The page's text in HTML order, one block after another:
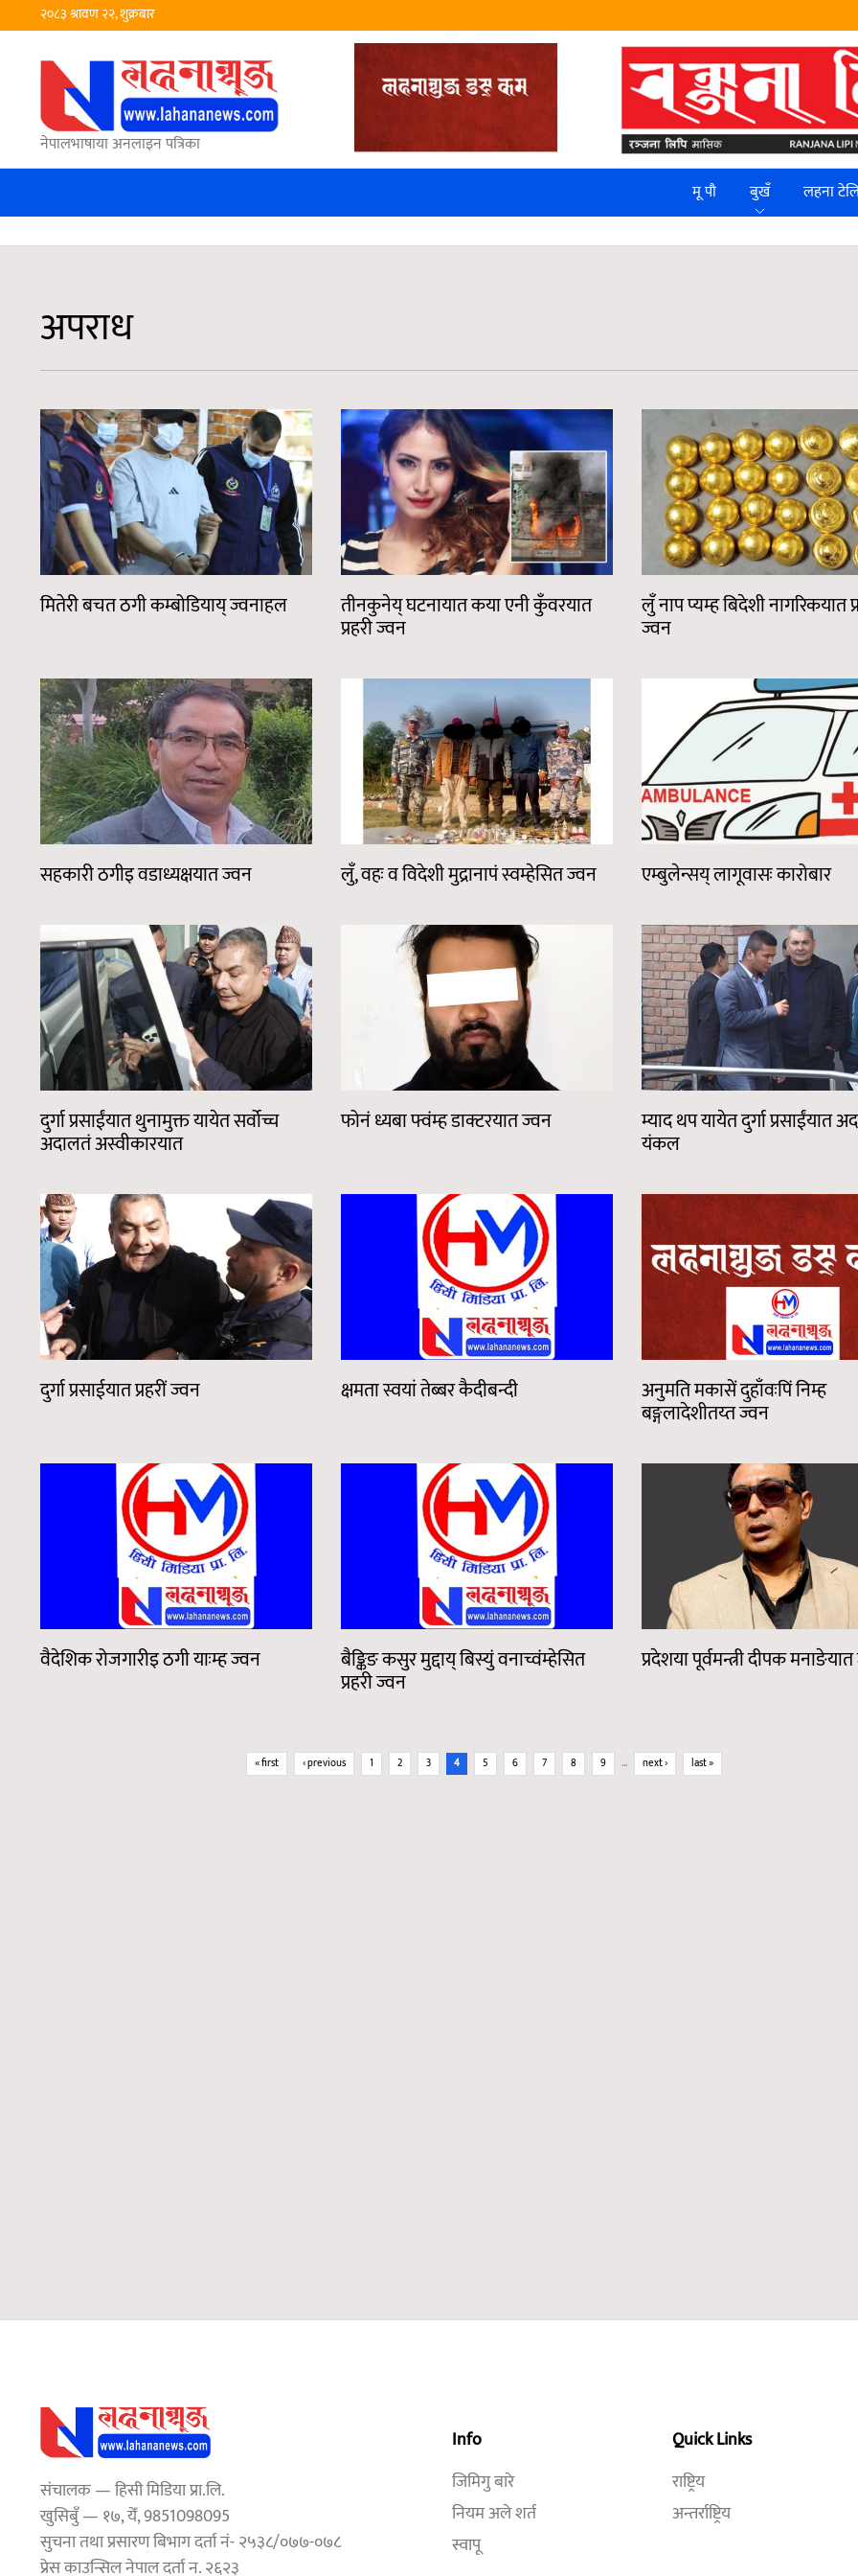
२०८३ श्रावण २२, शुक्रबार
नेपालभाषाया अनलाइन पत्रिका
मू पौ
बुखँ लहना
अपराध
मितेरी बचत ठगी कम्बोडियाय् ज्वनाहल तीनकुनेय् घटनायात कया एनी कुँवरयात
प्रहरी ज्वन
लुँ नाप प्यम्ह बिदेशी नागरिकयात
ज्वन
सहकारी ठगीइ वडाध्यक्षयात ज्वन लुँ, वहः व विदेशी मुद्रानापं स्वम्हेसित ज्वन एम्बुलेन्सय् लागूवासः कारोबार
दुर्गा प्रसाईंयात थुनामुक्त यायेत सर्वोच्च
अदालतं अस्वीकारयात
फोनं ध्यबा फ्वंम्ह डाक्टरयात ज्वन म्याद थप यायेत दुर्गा प्रसाईंयात
यंकल
दुर्गा प्रसाईयात प्रहरीं ज्वन क्षमता स्वयां तेब्बर कैदीबन्दी अनुमति मकासें दुहाँवःपिं निम्ह
बङ्गलादेशीतय्त ज्वन
वैदेशिक रोजगारीइ ठगी याःम्ह ज्वन बैङ्किङ कसुर मुद्दाय् बिस्युं वनाच्वंम्हेसित
प्रहरी ज्वन
प्रदेशया पूर्वमन्त्री दीपक
« first ‹ previous 1 2 3 4 5 6 7 8 9 … next › last »
संचालक — हिसी मिडिया प्रा.लि.
खुसिबुँ — १७, येँ, 9851098095
सुचना तथा प्रसारण बिभाग दर्ता नं- २५३८/०७७-०७८
प्रेस काउन्सिल नेपाल दर्ता न. २६२३
Info
जिमिगु बारे
नियम अले शर्त
स्वापू
Quick Links
राष्ट्रिय
अन्तर्राष्ट्रिय